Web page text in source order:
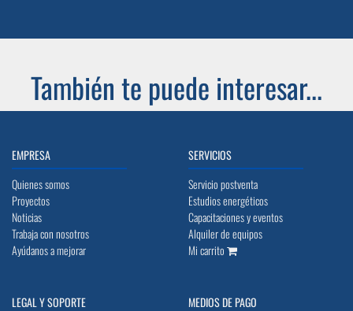
También te puede interesar...
EMPRESA
Quienes somos
Proyectos
Noticias
Trabaja con nosotros
Ayúdanos a mejorar
SERVICIOS
Servicio postventa
Estudios energéticos
Capacitaciones y eventos
Alquiler de equipos
Mi carrito
LEGAL Y SOPORTE
MEDIOS DE PAGO